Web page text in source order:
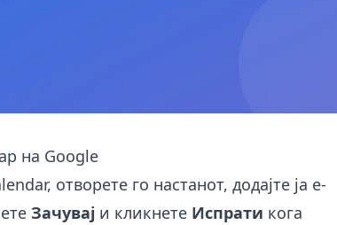
на Google
отворете го настанот, додајте ја е-
Зачувај и кликнете Испрати кога